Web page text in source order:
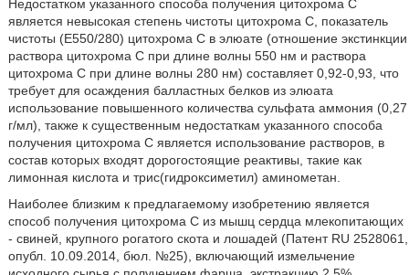
Недостатком указанного способа получения цитохрома С
является невысокая степень чистоты цитохрома С, показатель
чистоты (Е550/280) цитохрома С в элюате (отношение экстинкции
раствора цитохрома С при длине волны 550 нм и раствора
цитохрома С при длине волны 280 нм) составляет 0,92-0,93, что
требует для осаждения балластных белков из элюата
использование повышенного количества сульфата аммония (0,27
г/мл), также к существенным недостаткам указанного способа
получения цитохрома С является использование растворов, в
состав которых входят дорогостоящие реактивы, такие как
лимонная кислота и трис(гидроксиметил) аминометан.
Наиболее близким к предлагаемому изобретению является
способ получения цитохрома С из мышц сердца млекопитающих
- свиней, крупного рогатого скота и лошадей (Патент RU 2528061,
опубл. 10.09.2014, бюл. №25), включающий измельчение